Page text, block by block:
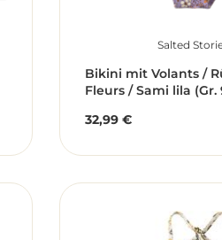
Salted
Bikini mit Volants /
Fleurs / Sami lila (Gr.
Regulärer Preis:
32,99 €